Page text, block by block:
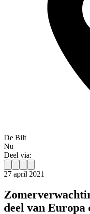
De Bilt
Nu
Deel via:
27 april 2021
deel van Europa